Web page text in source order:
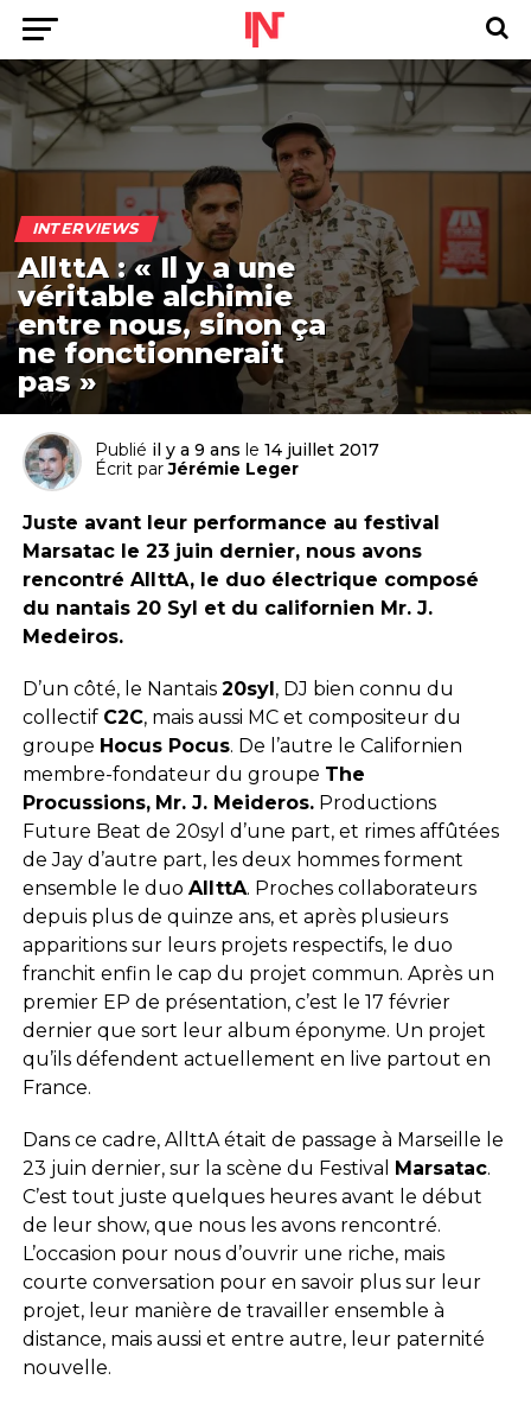
INTERVIEWS
AllttA : « Il y a une
véritable alchimie
entre nous, sinon ça
ne fonctionnerait
pas »
Publié il y a 9 ans le 14 juillet 2017
Écrit par Jérémie Leger
Juste avant leur performance au festival
Marsatac le 23 juin dernier, nous avons
rencontré AllttA, le duo électrique composé
du nantais 20 Syl et du californien Mr. J.
Medeiros.
D’un côté, le Nantais 20syl, DJ bien connu du
collectif C2C, mais aussi MC et compositeur du
groupe Hocus Pocus. De l’autre le Californien
membre-fondateur du groupe The
Procussions, Mr. J. Meideros.Productions
Future Beat de 20syl d’une part, et rimes affûtées
de Jay d’autre part, les deux hommes forment
ensemble le duo AllttA. Proches collaborateurs
depuis plus de quinze ans, et après plusieurs
apparitions sur leurs projets respectifs, le duo
franchit enfin le cap du projet commun. Après un
premier EP de présentation, c’est le 17 février
dernier que sort leur album éponyme. Un projet
qu’ils défendent actuellement en live partout en
France.
Dans ce cadre, AllttA était de passage à Marseille le
23 juin dernier, sur la scène du Festival Marsatac.
C’est tout juste quelques heures avant le début
de leur show, que nous les avons rencontré.
L’occasion pour nous d’ouvrir une riche, mais
courte conversation pour en savoir plus sur leur
projet, leur manière de travailler ensemble à
distance, mais aussi et entre autre, leur paternité
nouvelle.